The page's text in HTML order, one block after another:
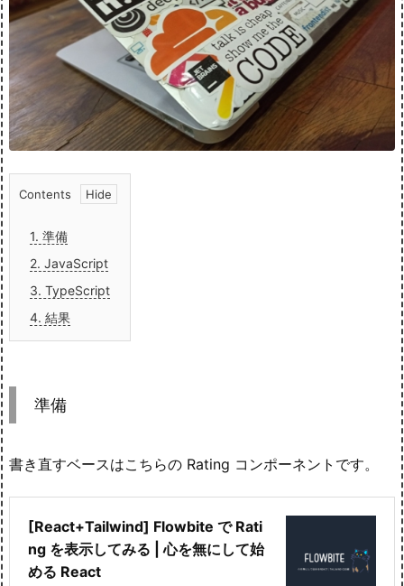
Contents
1. 準備
2. JavaScript
3. TypeScript
4. 結果
準備
書き直すベースはこちらの Rating コンポーネントです。
[React+Tailwind] Flowbite で Rati
ng を表示してみる | 心を無にして始
める React